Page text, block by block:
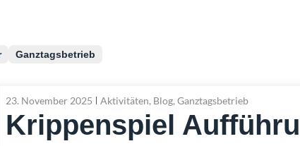
Ganztagsbetrieb
23. November 2025 Aktivitäten, Blog, Ganztagsbetrieb
Krippenspiel